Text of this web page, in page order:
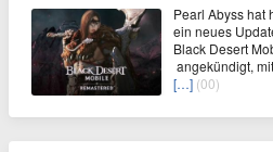
Pearl Abyss hat
ein neues
Black Desert
angekündigt,
[…] (00)